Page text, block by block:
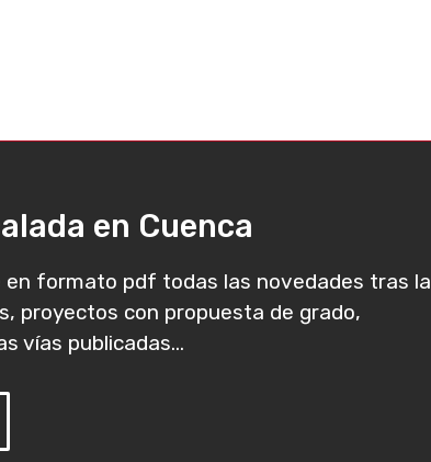
en Cuenca
formato pdf todas las novedades tras la
proyectos con propuesta de grado,
vías publicadas...